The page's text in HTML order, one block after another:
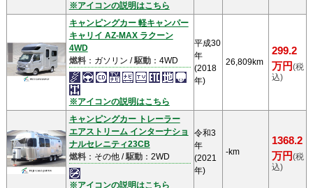
※アイコンの説明はこちら
キャンピングカー 軽キャンパー
キャリイ AZ-MAX ラクーン
4WD
燃料：ガソリン /駆動：4WD
※アイコンの説明はこちら
平成30
年
(2018
年)
26,809km
299.2
万円(税
込)
キャンピングカー トレーラー
エアストリーム インターナショ
ナルセレニティ23CB
燃料：その他 /駆動：2WD
※アイコンの説明はこちら
令和3
年
(2021
年)
-km
1368.2
万円(税
込)